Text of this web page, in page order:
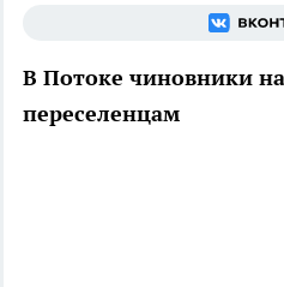
В Потоке чиновники
переселенцам